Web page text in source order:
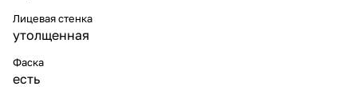
Лицевая стенка
утолщенная
Фаска
есть